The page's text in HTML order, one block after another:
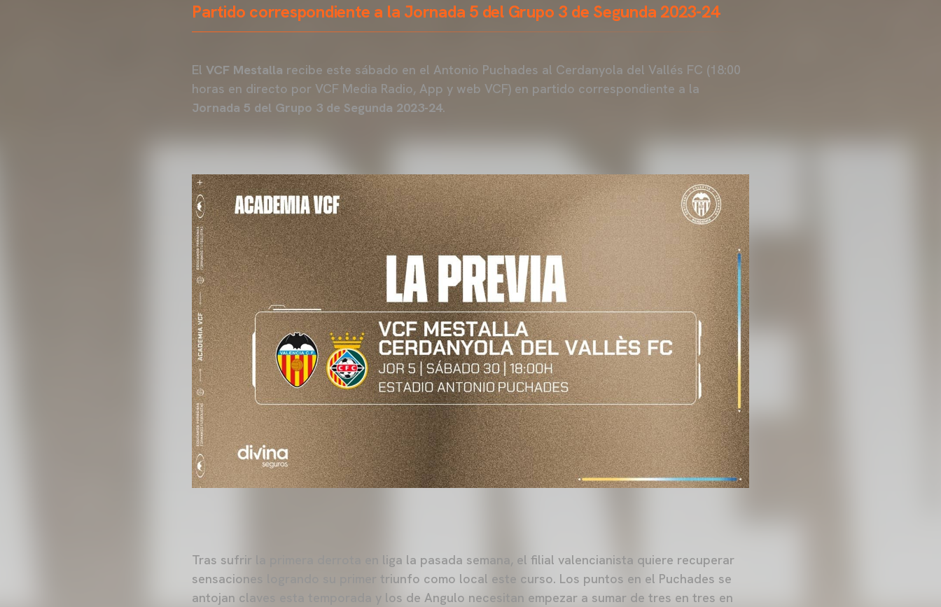
Partido correspondiente a la Jornada 5 del Grupo 3 de Segunda 2023-24
El VCF Mestalla recibe este sábado en el Antonio Puchades al Cerdanyola del Vallés FC (18:00
horas en directo por VCF Media Radio, App y web VCF) en partido correspondiente a la
Jornada 5 del Grupo 3 de Segunda 2023-24.
Tras sufrir la primera derrota en liga la pasada semana, el filial valencianista quiere recuperar
sensaciones logrando su primer triunfo como local este curso. Los puntos en el Puchades se
antojan claves esta temporada y los de Angulo necesitan empezar a sumar de tres en tres en